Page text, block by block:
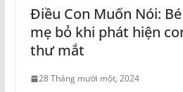
Điều Con Muốn Nói:
mẹ bỏ khi phát hiện
thư mắt
28 Tháng mười một, 2024